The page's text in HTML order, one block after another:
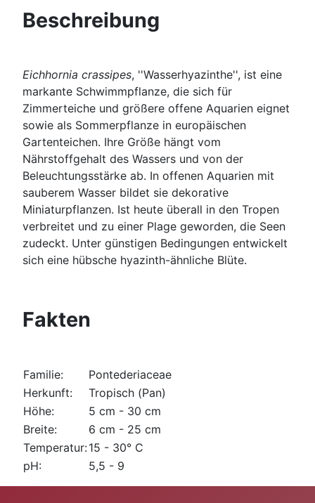
Beschreibung
Eichhornia crassipes, ''Wasserhyazinthe'', ist eine
markante Schwimmpflanze, die sich für
Zimmerteiche und größere offene Aquarien eignet
sowie als Sommerpflanze in europäischen
Gartenteichen. Ihre Größe hängt vom
Nährstoffgehalt des Wassers und von der
Beleuchtungsstärke ab. In offenen Aquarien mit
sauberem Wasser bildet sie dekorative
Miniaturpflanzen. Ist heute überall in den Tropen
verbreitet und zu einer Plage geworden, die Seen
zudeckt. Unter günstigen Bedingungen entwickelt
sich eine hübsche hyazinth-ähnliche Blüte.
Fakten
Familie:
Pontederiaceae
Herkunft:
Tropisch (Pan)
Höhe:
5 cm - 30 cm
Breite:
6 cm - 25 cm
Temperatur:15 - 30° C
pH:
5,5 - 9